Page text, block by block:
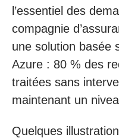
l’essentiel des
compagnie
une solution basée
Azure : 80 % des
traitées sans
maintenant un
Quelques